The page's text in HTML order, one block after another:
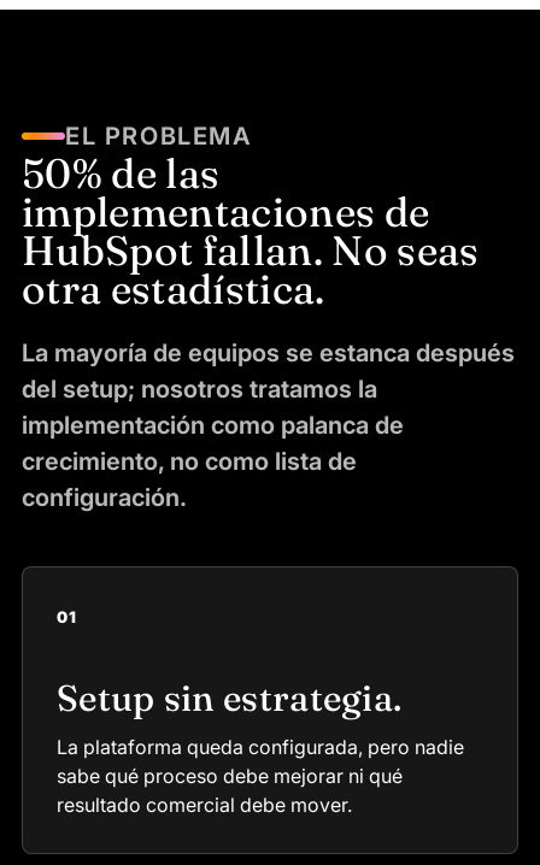
EL PROBLEMA
50% de las
implementaciones de
HubSpot fallan. No seas
otra estadística.
La mayoría de equipos se estanca después
del setup; nosotros tratamos la
implementación como palanca de
crecimiento, no como lista de
configuración.
01
Setup sin estrategia.
La plataforma queda configurada, pero nadie
sabe qué proceso debe mejorar ni qué
resultado comercial debe mover.